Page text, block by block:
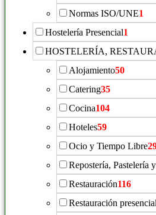
Normas ISO/UNE1
Hostelería Presencial1
HOSTELERÍA,
Alojamiento50
Catering35
Cocina104
Hoteles59
Ocio y Tiempo Libre
Repostería, Pastelería
Restauración116
Restauración presencial